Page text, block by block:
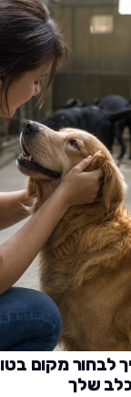
לבחור מקום
שלך